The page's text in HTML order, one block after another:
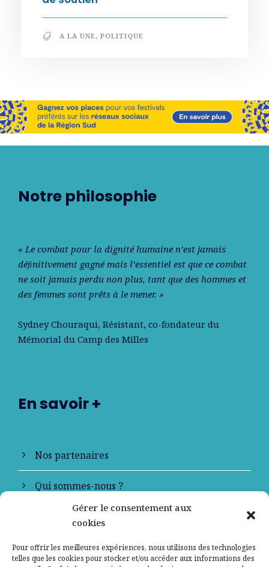
Gérer le consentement aux
cookies
Pour offrir les meilleures expériences, nous utilisons des technologies
telles que les cookies pour stocker et/ou accéder aux informations des
A LA UNE, POLITIQUE
Notre philosophie
« Le combat pour la dignité humaine n’est jamais
déﬁnitivement gagné mais l’essentiel est que ce combat
ne soit jamais perdu non plus, tant que des hommes et
des femmes sont prêts à le mener. »
Sydney Chouraqui, Résistant, co-fondateur du
Mémorial du Camp des Milles
En savoir +
Nos partenaires
Qui sommes-nous ?
Contactez-nous
Mentions légales